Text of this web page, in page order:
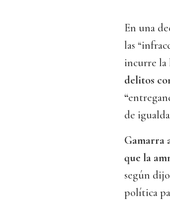
En una
las
incurre la
delitos
“
de
Gamarra
que la
según
política